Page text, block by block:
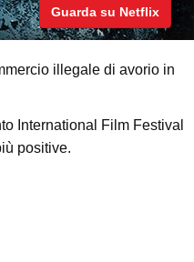
Guarda su Netflix
illegale di avorio in
International Film Festival
positive.